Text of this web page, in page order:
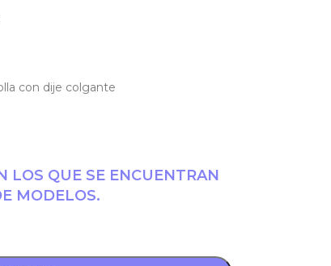
con dije colgante
LOS QUE SE ENCUENTRAN
MODELOS.